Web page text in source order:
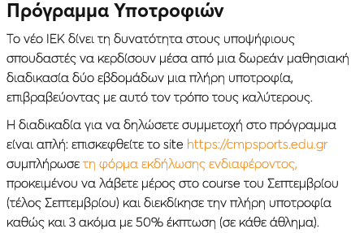
Πρόγραμμα Υποτροφιών
Το νέο ΙΕΚ δίνει τη δυνατότητα στους υποψήφιους
σπουδαστές να κερδίσουν μέσα από μια δωρεάν μαθησιακή
διαδικασία δύο εβδομάδων μια πλήρη υποτροφία,
επιβραβεύοντας με αυτό τον τρόπο τους καλύτερους.
Η διαδικαδία για να δηλώσετε συμμετοχή στο πρόγραμμα
είναι απλή: επισκεφθείτε το site https://cmpsports.edu.gr
συμπλήρωσε τη φόρμα εκδήλωσης ενδιαφέροντος,
προκειμένου να λάβετε μέρος στο course του Σεπτεμβρίου
(τέλος Σεπτεμβρίου) και διεκδίκησε την πλήρη υποτροφία
καθώς και 3 ακόμα με 50% έκπτωση (σε κάθε άθλημα).